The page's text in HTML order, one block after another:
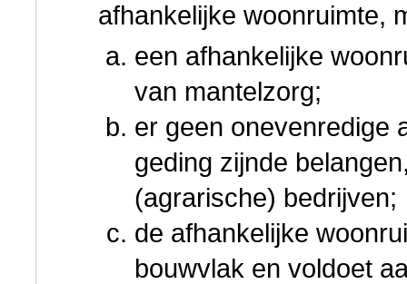
afhankelijke woonruimte,
een afhankelijke
van mantelzorg;
er geen onevenredige
geding zijnde
(agrarische) bedrijven;
de afhankelijke
bouwvlak en voldoet